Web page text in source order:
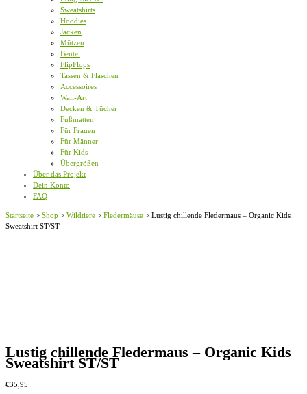
Sweatshirts
Hoodies
Jacken
Mützen
Beutel
FlipFlops
Tassen & Flaschen
Accessoires
Wall-Art
Decken & Tücher
Fußmatten
Für Frauen
Für Männer
Für Kids
Übergrößen
Über das Projekt
Dein Konto
FAQ
Startseite > Shop > Wildtiere > Fledermäuse > Lustig chillende Fledermaus – Organic Kids
Sweatshirt ST/ST
Lustig chillende Fledermaus – Organic Kids
Sweatshirt ST/ST
€35,95